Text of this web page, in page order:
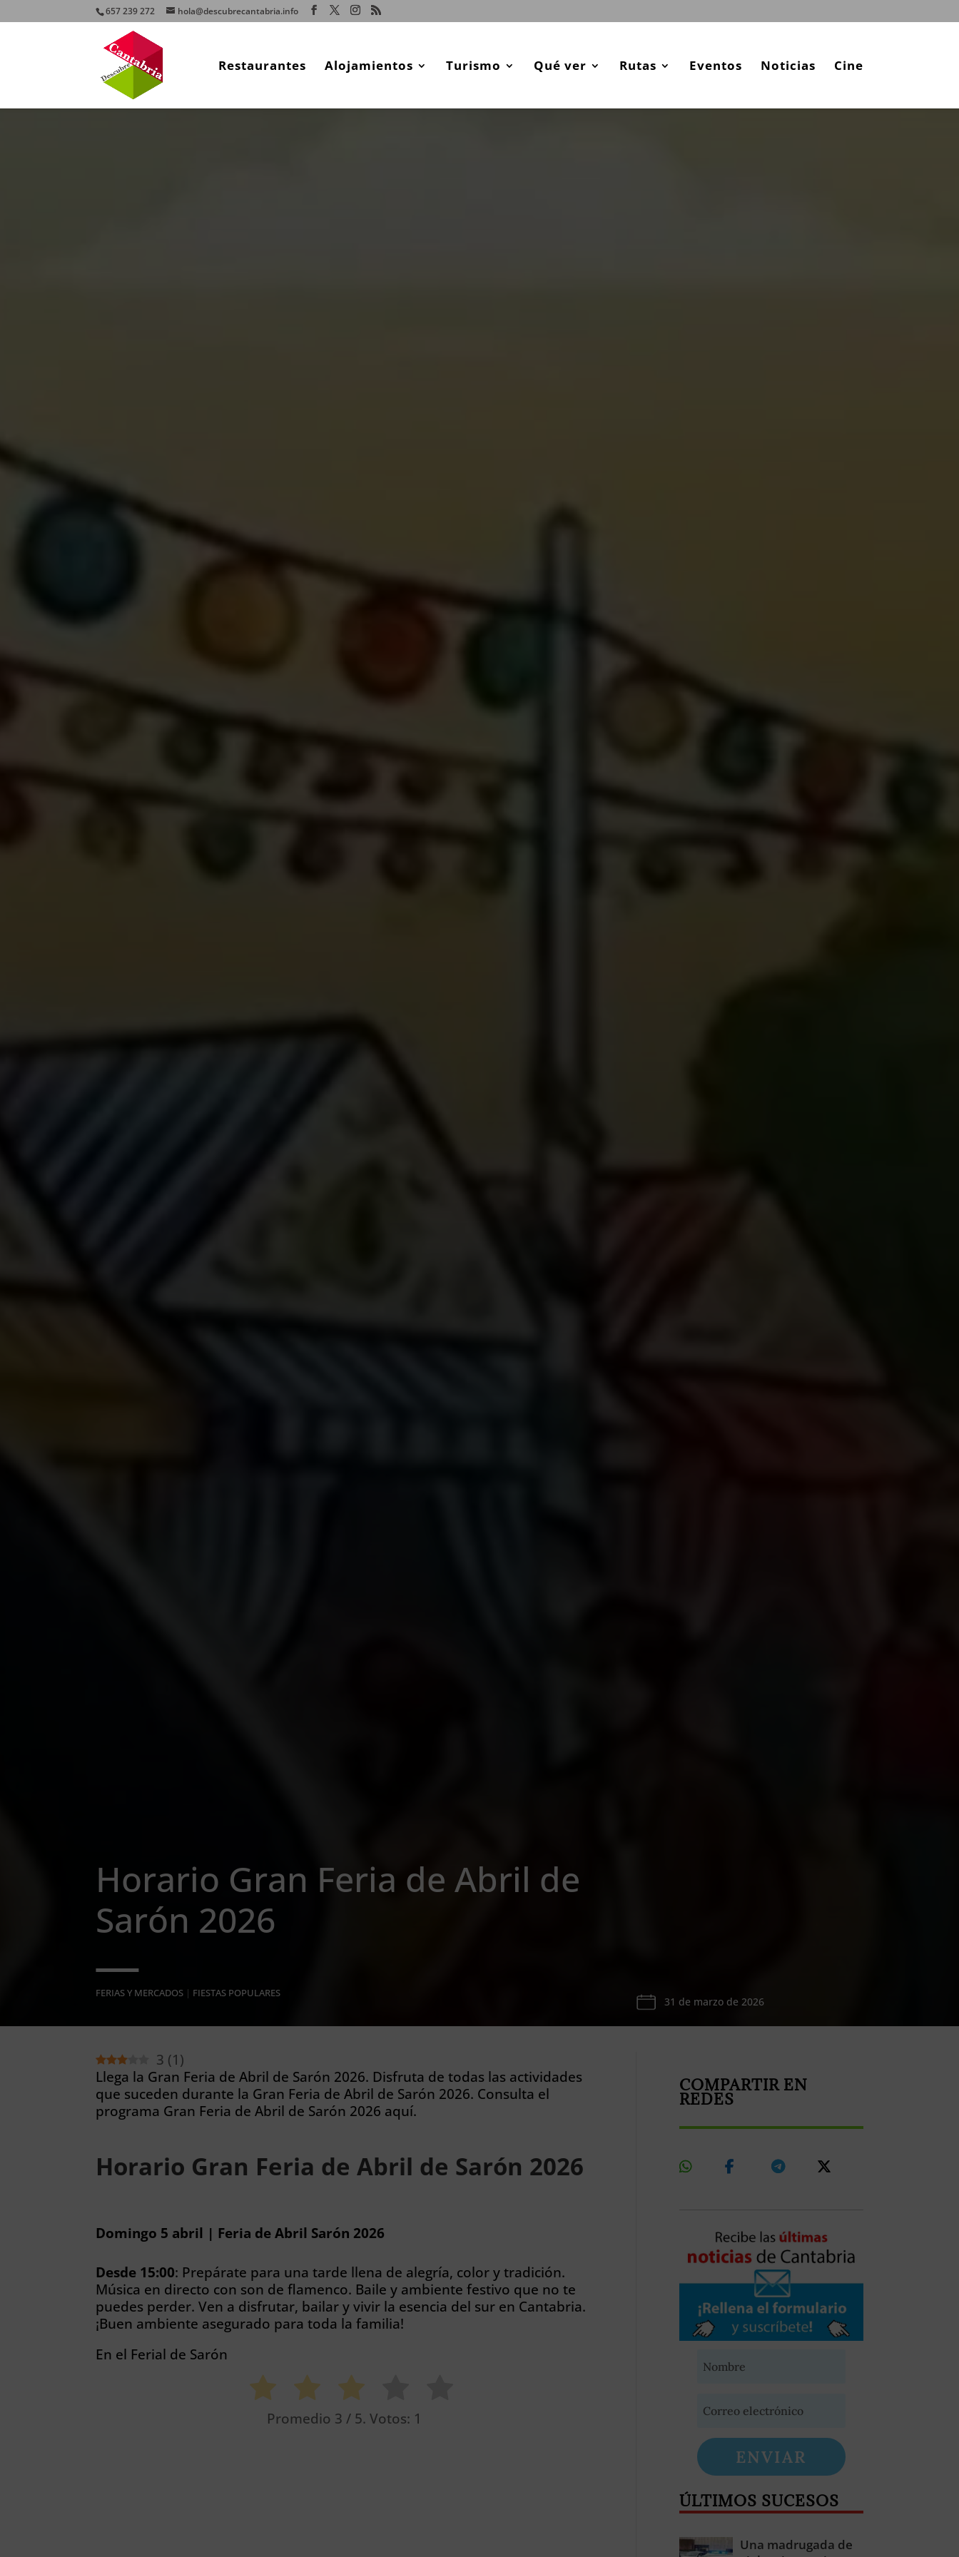
657 239 272 hola@descubrecantabria.info
Restaurantes Alojamientos Turismo Qué ver Rutas Eventos Noticias Cine
Horario Gran Feria de Abril de
Sarón 2026
FERIAS Y MERCADOS | FIESTAS POPULARES
31 de marzo de 2026
3 (1)
Llega la Gran Feria de Abril de Sarón 2026. Disfruta de todas las actividades
que suceden durante la Gran Feria de Abril de Sarón 2026. Consulta el
programa Gran Feria de Abril de Sarón 2026 aquí.
Horario Gran Feria de Abril de Sarón 2026
Domingo 5 abril | Feria de Abril Sarón 2026
Desde 15:00: Prepárate para una tarde llena de alegría, color y tradición.
Música en directo con son de flamenco. Baile y ambiente festivo que no te
puedes perder. Ven a disfrutar, bailar y vivir la esencia del sur en Cantabria.
¡Buen ambiente asegurado para toda la familia!
En el Ferial de Sarón
Promedio 3 / 5. Votos: 1
COMPARTIR EN
REDES
ENVIAR
ÚLTIMOS SUCESOS
Una madrugada de